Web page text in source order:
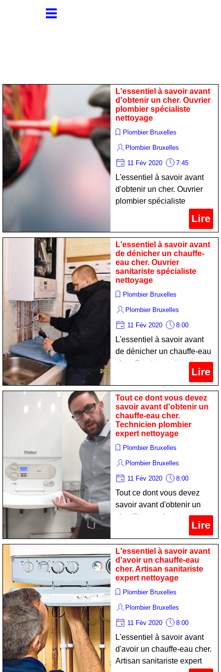
L'essentiel à savoir avant
d'obtenir un cher. Ouvrier
plombier spécialiste
nettoyage
Plombier Bruxelles
Plombier Bruxelles
11 Fév 2020 7:45
L'essentiel à savoir avant
d'obtenir un cher. Ouvrier
plombier spécialiste
Lire
L'essentiel à savoir avant
de dénicher un chauffe-
eau cher. Ouvrier
sanitariste spécialiste
nettoyage
Plombier Bruxelles
Plombier Bruxelles
11 Fév 2020 8:00
L'essentiel à savoir avant
de dénicher un chauffe-eau
cher. Ouvrier sanitariste
Lire
Tout ce dont vous devez
savoir avant d'obtenir un
chauffe-eau cher.
Technicien plombier
expert nettoyage
Plombier Bruxelles
Plombier Bruxelles
11 Fév 2020 8:00
Tout ce dont vous devez
savoir avant d'obtenir un
chauffe-eau cher.
Technicien plombier expert
nettoyage
Lire
L'essentiel à savoir avant
d'avoir un chauffe-eau
cher. Artisan sanitariste
expert nettoyage
Plombier Bruxelles
Plombier Bruxelles
11 Fév 2020 8:00
L'essentiel à savoir avant
d'avoir un chauffe-eau cher.
Artisan sanitariste expert